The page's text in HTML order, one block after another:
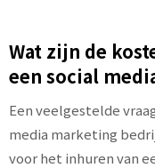
Wat zijn de
een social
Een veelgestelde
media marketing
voor het inhuren van